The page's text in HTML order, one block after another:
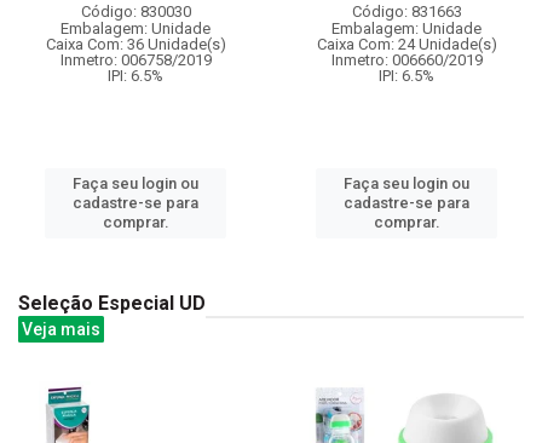
Código: 830030
Embalagem: Unidade
Caixa Com: 36 Unidade(s)
Inmetro: 006758/2019
IPI: 6.5%
Faça seu login ou
cadastre-se para
comprar.
Código: 831663
Embalagem: Unidade
Caixa Com: 24 Unidade(s)
Inmetro: 006660/2019
IPI: 6.5%
Faça seu login ou
cadastre-se para
comprar.
Seleção Especial UD
Veja mais